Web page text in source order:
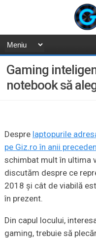
Gaming
notebook să
Despre laptopurile
pe Giz.ro în anii
schimbat mult în ultima
discutăm despre ce
2018 și cât de viabilă
în prezent.
Din capul locului,
gaming, trebuie să